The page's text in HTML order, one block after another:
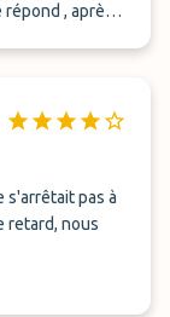
, après
s'arrêtait pas à
retard, nous